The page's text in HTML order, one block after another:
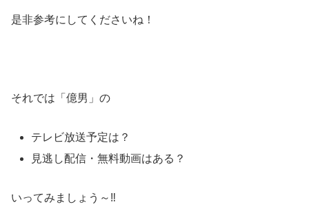
是非参考にしてくださいね！
それでは「億男」の
テレビ放送予定は？
見逃し配信・無料動画はある？
いってみましょう～‼